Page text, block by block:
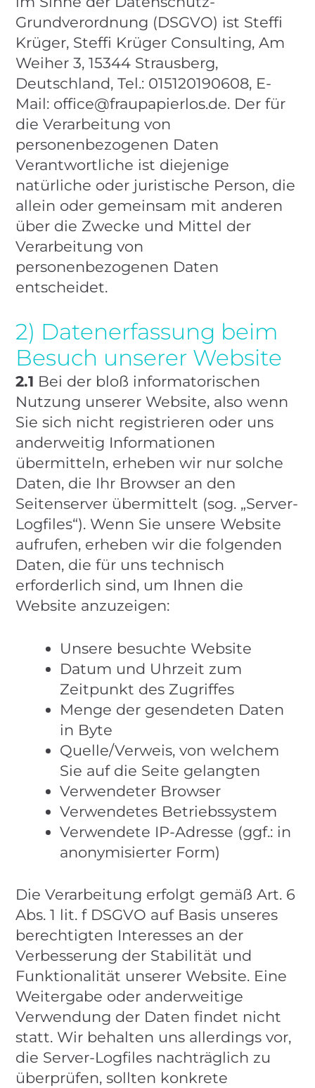
Grundverordnung (DSGVO) ist Steffi
Krüger, Steffi Krüger Consulting, Am
Weiher 3, 15344 Strausberg,
Deutschland, Tel.: 015120190608, E-
Mail: office@fraupapierlos.de. Der für
die Verarbeitung von
personenbezogenen Daten
Verantwortliche ist diejenige
natürliche oder juristische Person, die
allein oder gemeinsam mit anderen
über die Zwecke und Mittel der
Verarbeitung von
personenbezogenen Daten
entscheidet.
2) Datenerfassung beim
Besuch unserer Website
2.1 Bei der bloß informatorischen
Nutzung unserer Website, also wenn
Sie sich nicht registrieren oder uns
anderweitig Informationen
übermitteln, erheben wir nur solche
Daten, die Ihr Browser an den
Seitenserver übermittelt (sog. „Server-
Logfiles“). Wenn Sie unsere Website
aufrufen, erheben wir die folgenden
Daten, die für uns technisch
erforderlich sind, um Ihnen die
Website anzuzeigen:
Unsere besuchte Website
Datum und Uhrzeit zum
Zeitpunkt des Zugriffes
Menge der gesendeten Daten
in Byte
Quelle/Verweis, von welchem
Sie auf die Seite gelangten
Verwendeter Browser
Verwendetes Betriebssystem
Verwendete IP-Adresse (ggf.: in
anonymisierter Form)
Die Verarbeitung erfolgt gemäß Art. 6
Abs. 1 lit. f DSGVO auf Basis unseres
berechtigten Interesses an der
Verbesserung der Stabilität und
Funktionalität unserer Website. Eine
Weitergabe oder anderweitige
Verwendung der Daten findet nicht
statt. Wir behalten uns allerdings vor,
die Server-Logfiles nachträglich zu
überprüfen, sollten konkrete